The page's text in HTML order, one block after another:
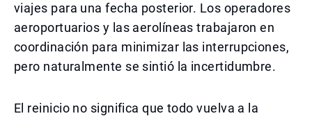
viajes para una fecha posterior. Los operadores
aeroportuarios y las aerolíneas trabajaron en
coordinación para minimizar las interrupciones,
pero naturalmente se sintió la incertidumbre.
El reinicio no significa que todo vuelva a la